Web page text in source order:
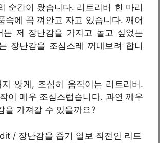
순간이 왔습니다. 리트리버 한 마리
속에 꼭 껴안고 자고 있습니다. 깨어
는 저 장난감을 가지고 놀고 싶었는
장난감을 조심스레 꺼내보려 합니
않게, 조심히 움직이는 리트리버.
이 매우 조심스럽습니다. 과연 깨우
을 가져갈 수 있을까요?